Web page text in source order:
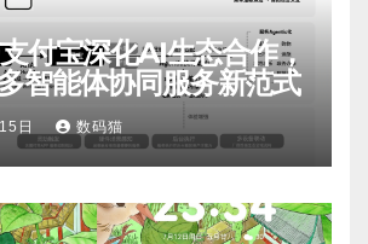
付宝深化AI生态合作，
智能体协同服务新范式
日 数码猫